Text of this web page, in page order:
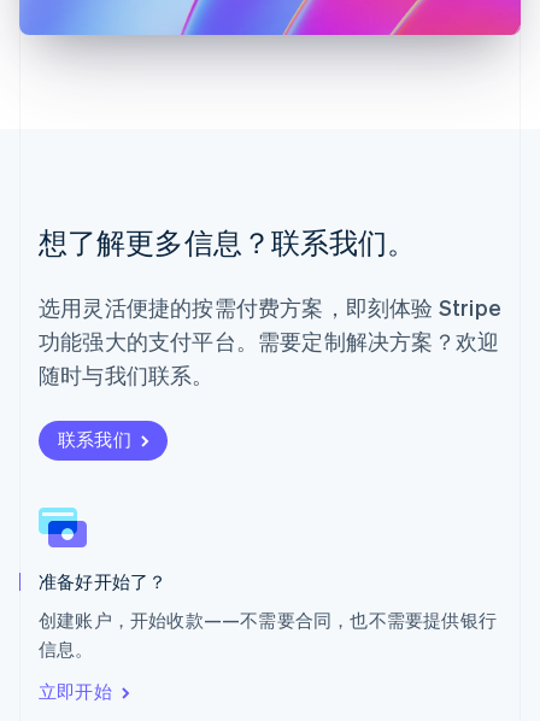
想了解更多信息？联系我们。
选用灵活便捷的按需付费方案，即刻体验 Stripe
功能强大的支付平台。需要定制解决方案？欢迎
随时与我们联系。
联系我们
准备好开始了？
创建账户，开始收款——不需要合同，也不需要提供银行
信息。
立即开始
English简体中文
PortuguêsEnglish
日本
瑞典
SvenskaEnglish
瑞士
DeutschFrançaisItaliano
English
斯洛伐克
斯洛文尼亚
English
泰国
ไทยEnglish
English
西班牙
Español
新加坡